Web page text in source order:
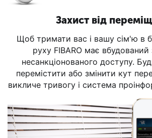
Захист від
Щоб тримати вас і вашу сім'ю в
руху FIBARO має вбудований
несанкціонованого доступу.
перемістити або змінити кут
викличе тривогу і система